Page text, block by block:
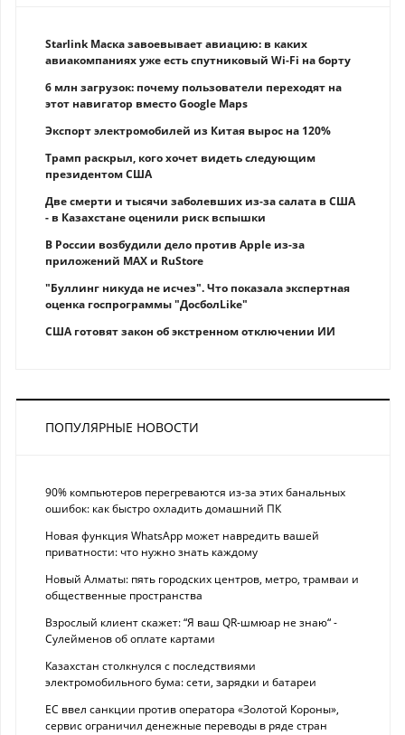
Starlink Маска завоевывает авиацию: в каких
авиакомпаниях уже есть спутниковый Wi-Fi на борту
6 млн загрузок: почему пользователи переходят на
этот навигатор вместо Google Maps
Экспорт электромобилей из Китая вырос на 120%
Трамп раскрыл, кого хочет видеть следующим
президентом США
Две смерти и тысячи заболевших из-за салата в США
- в Казахстане оценили риск вспышки
В России возбудили дело против Apple из-за
приложений MAX и RuStore
"Буллинг никуда не исчез". Что показала экспертная
оценка госпрограммы "ДосболLike"
США готовят закон об экстренном отключении ИИ
ПОПУЛЯРНЫЕ НОВОСТИ
90% компьютеров перегреваются из-за этих банальных
ошибок: как быстро охладить домашний ПК
Новая функция WhatsApp может навредить вашей
приватности: что нужно знать каждому
Новый Алматы: пять городских центров, метро, трамваи и
общественные пространства
Взрослый клиент скажет: “Я ваш QR-шмюар не знаю“ -
Сулейменов об оплате картами
Казахстан столкнулся с последствиями
электромобильного бума: сети, зарядки и батареи
ЕС ввел санкции против оператора «Золотой Короны»,
сервис ограничил денежные переводы в ряде стран